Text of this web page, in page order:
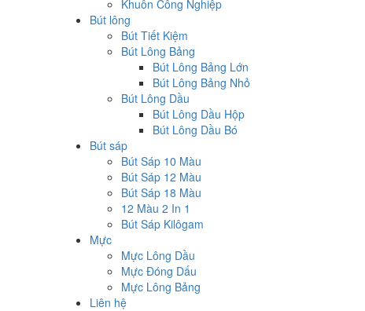
Khuôn Công Nghiệp
Bút lông
Bút Tiết Kiệm
Bút Lông Bảng
Bút Lông Bảng Lớn
Bút Lông Bảng Nhỏ
Bút Lông Dầu
Bút Lông Dầu Hộp
Bút Lông Dầu Bó
Bút sáp
Bút Sáp 10 Màu
Bút Sáp 12 Màu
Bút Sáp 18 Màu
12 Màu 2 In 1
Bút Sáp Kilôgam
Mực
Mực Lông Dầu
Mực Đóng Dấu
Mực Lông Bảng
Liên hệ